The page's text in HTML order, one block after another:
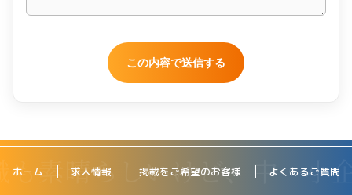
ホーム 求人情報 掲載をご希望のお客様 よくあるご質問